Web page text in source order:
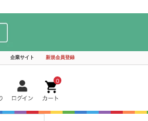
企業サイト 新規会員登録
0